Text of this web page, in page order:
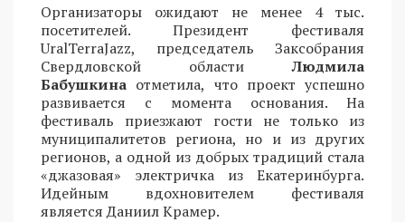
Организаторы ожидают не менее 4 тыс.
посетителей. Президент фестиваля
UralTerraJazz, председатель Заксобрания
Свердловской областиЛюдмила
Бабушкина отметила, что проект успешно
развивается с момента основания. На
фестиваль приезжают гости не только из
муниципалитетов региона, но и из других
регионов, а одной из добрых традиций стала
«джазовая» электричка из Екатеринбурга.
Идейным вдохновителем фестиваля
является Даниил Крамер.